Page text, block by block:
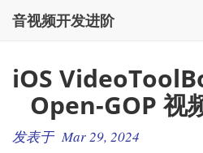
音视频开发进阶
iOS
Open-GOP 视
发表于 Mar 29, 2024